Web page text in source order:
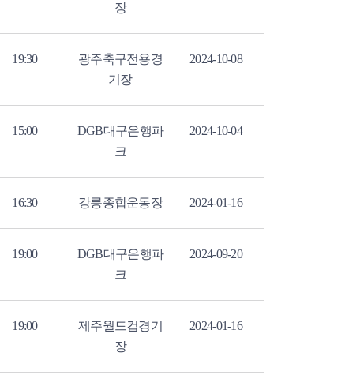
장
19:30
광주축구전용경
기장
2024-10-08
15:00
DGB대구은행파
크
2024-10-04
16:30 강릉종합운동장 2024-01-16
19:00
DGB대구은행파
크
2024-09-20
19:00
제주월드컵경기
장
2024-01-16